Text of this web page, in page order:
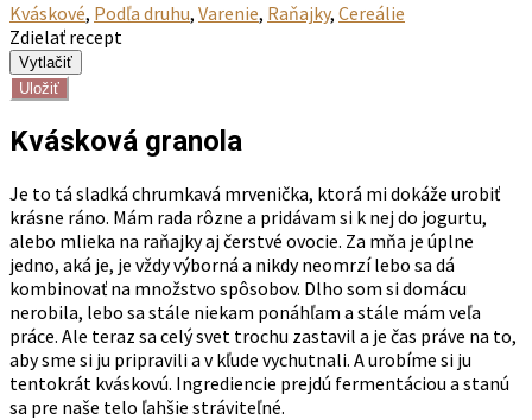
Kváskové, Podľa druhu, Varenie, Raňajky, Cereálie
Zdielať recept
Uložiť
Kvásková granola
Je to tá sladká chrumkavá mrvenička, ktorá mi dokáže urobiť
krásne ráno. Mám rada rôzne a pridávam si k nej do jogurtu,
alebo mlieka na raňajky aj čerstvé ovocie. Za mňa je úplne
jedno, aká je, je vždy výborná a nikdy neomrzí lebo sa dá
kombinovať na množstvo spôsobov. Dlho som si domácu
nerobila, lebo sa stále niekam ponáhľam a stále mám veľa
práce. Ale teraz sa celý svet trochu zastavil a je čas práve na to,
aby sme si ju pripravili a v kľude vychutnali. A urobíme si ju
tentokrát kváskovú. Ingrediencie prejdú fermentáciou a stanú
sa pre naše telo ľahšie stráviteľné.